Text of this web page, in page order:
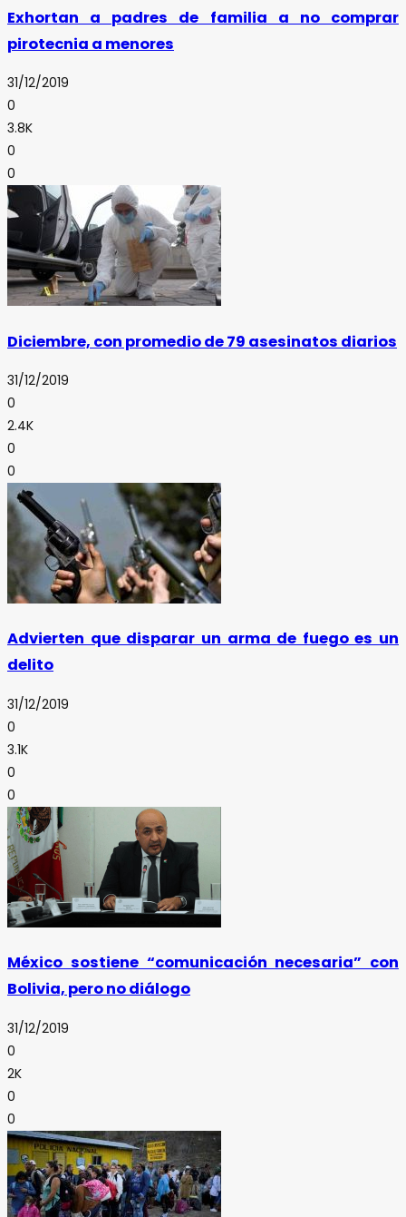
Exhortan a padres de familia a no comprar
pirotecnia a menores
31/12/2019
0
3.8K
0
0
Diciembre, con promedio de 79 asesinatos diarios
31/12/2019
0
2.4K
0
0
Advierten que disparar un arma de fuego es un
delito
31/12/2019
0
3.1K
0
0
México sostiene “comunicación necesaria” con
Bolivia, pero no diálogo
31/12/2019
0
2K
0
0